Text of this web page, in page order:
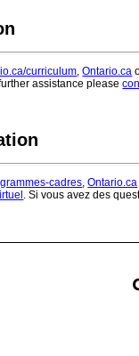
curriculum ,Ontario.ca
assistance please
cadres ,Ontario.ca
. Si vous avez des